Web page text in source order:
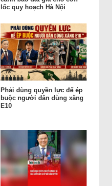
lốc quy hoạch Hà Nội
Phải dùng quyền lực để ép
buộc người dân dùng xăng
E10